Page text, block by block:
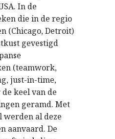
In de
die in de regio
(Chicago, Detroit)
gevestigd
(teamwork,
just-in-time,
keel van de
geramd. Met
werden al deze
aanvaard. De